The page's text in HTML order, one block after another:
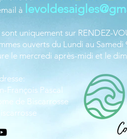
à
sont uniquement sur RENDEZ-
ouverts du Lundi au Samedi
le mercredi après-midi et le
François Pascal
de Biscarrosse